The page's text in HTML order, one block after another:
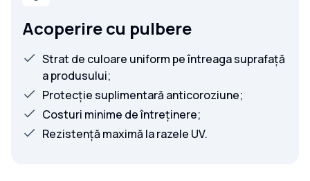
Acoperire cu pulbere
Strat de culoare uniform pe întreaga suprafață
a produsului;
Protecție suplimentară anticoroziune;
Costuri minime de întreținere;
Rezistență maximă la razele UV.